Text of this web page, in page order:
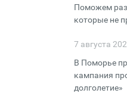
Поможем
которые не
7 августа
В Поморье
кампания
долголетие»